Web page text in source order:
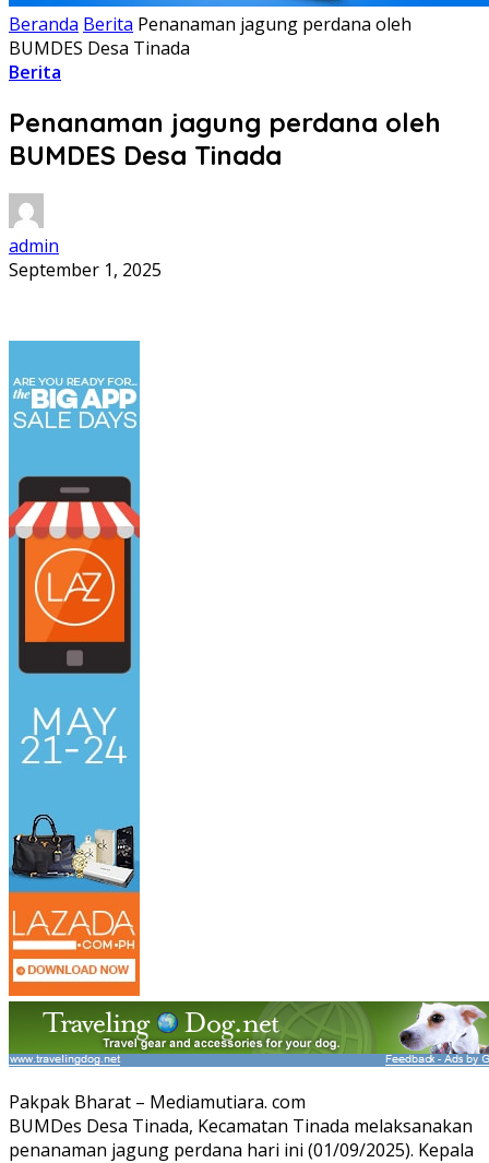
Beranda Berita Penanaman jagung perdana oleh
BUMDES Desa Tinada
Berita
Penanaman jagung perdana oleh
BUMDES Desa Tinada
admin
September 1, 2025
Pakpak Bharat – Mediamutiara. com
BUMDes Desa Tinada, Kecamatan Tinada melaksanakan
penanaman jagung perdana hari ini (01/09/2025). Kepala